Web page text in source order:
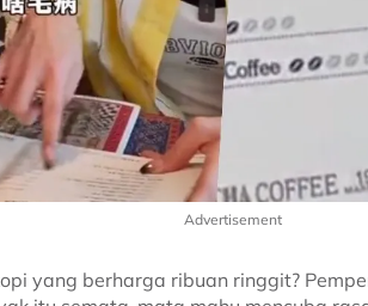
Advertisement
yang berharga ribuan ringgit?